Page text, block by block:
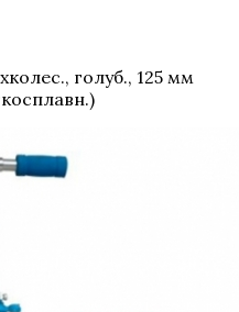
голуб., 125 мм